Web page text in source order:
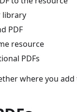
library
PDF
resource
PDFs
where you